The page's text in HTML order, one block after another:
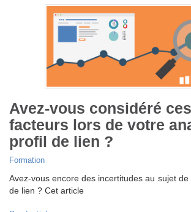
Avez-vous considéré
facteurs lors de votre
profil de lien ?
Formation
Avez-vous encore des incertitudes au sujet de
de lien ? Cet article